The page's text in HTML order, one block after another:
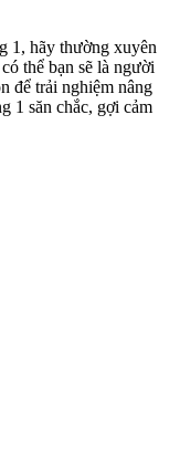
1, hãy thường xuyên
thể bạn sẽ là người
để trải nghiệm nâng
1 săn chắc, gợi cảm